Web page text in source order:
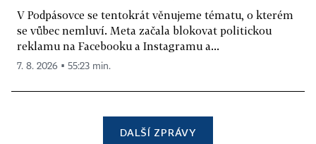
V Podpásovce se tentokrát věnujeme tématu, o kterém
se vůbec nemluví. Meta začala blokovat politickou
reklamu na Facebooku a Instagramu a...
7. 8. 2026 ▪ 55:23 min.
DALŠÍ ZPRÁVY